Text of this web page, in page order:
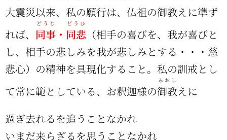
大震災以来、私の願行は、仏祖の御教えに準ず
れば、 同事
どうじ
・ 同悲
どうひ
（相手の喜びを、我が喜びと
し、相手の悲しみを我が悲しみとする・・・慈
悲心）の精神を具現化すること。私の訓戒とし
て常に範としている、お釈迦様の御教
みおし
えに
過ぎ去れるを追うことなかれ
いまだ来らざるを思うことなかれ